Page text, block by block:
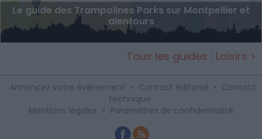
Le guide des Trampolines Parks sur Montpellier et
alentours
Tous les guides : Loisirs >
Annoncez votre événement • Contact éditorial • Contact
technique
Mentions légales • Paramètres de confidentialité